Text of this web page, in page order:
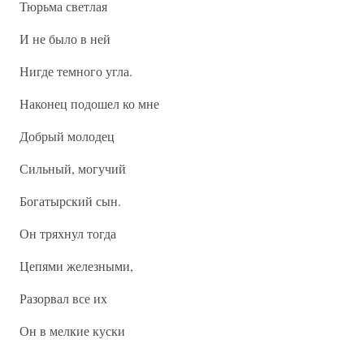
Тюрьма светлая
И не было в ней
Нигде темного угла.
Наконец подошел ко мне
Добрый молодец
Сильный, могучий
Богатырский сын.
Он тряхнул тогда
Цепями железными,
Разорвал все их
Он в мелкие куски